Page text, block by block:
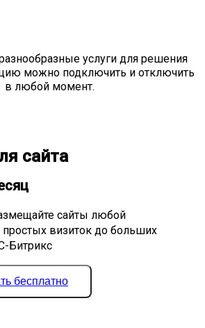
услуги для решения
можно подключить и отключить
в любой момент.
сайта
сайты любой
визиток до больших
Битрикс
бесплатно